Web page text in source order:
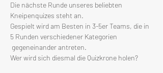
Die nächste Runde unseres beliebten
Kneipenquizes steht an.
Gespielt wird am Besten in 3-5er Teams, die in
5 Runden verschiedener Kategorien
gegeneinander antreten.
Wer wird sich diesmal die Quizkrone holen?